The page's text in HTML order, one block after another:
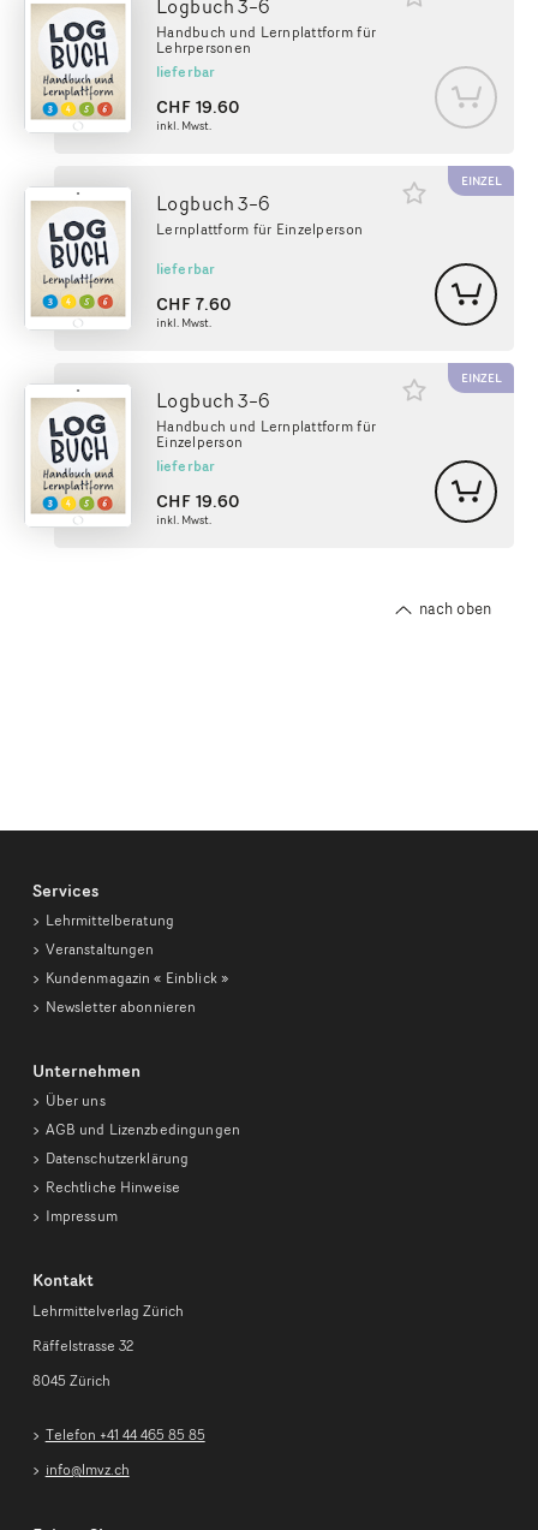
Logbuch 3–6
Handbuch und Lernplattform für
Lehrpersonen
lieferbar
CHF19.60
inkl. Mwst.
EINZEL
Logbuch 3–6
Lernplattform für Einzelperson
lieferbar
CHF7.60
inkl. Mwst.
EINZEL
Logbuch 3–6
Handbuch und Lernplattform für
Einzelperson
lieferbar
CHF19.60
inkl. Mwst.
nach oben
Services
Lehrmittelberatung
Veranstaltungen
Kundenmagazin« Einblick »
Newsletter abonnieren
Unternehmen
Über uns
AGB und Lizenzbedingungen
Datenschutzerklärung
Rechtliche Hinweise
Impressum
Kontakt
Lehrmittelverlag Zürich
Räffelstrasse 32
8045 Zürich
Telefon +41 44 465 85 85
info@lmvz.ch